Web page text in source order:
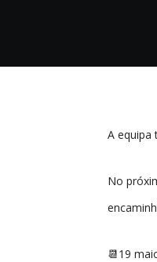
A equipa
No
📆19